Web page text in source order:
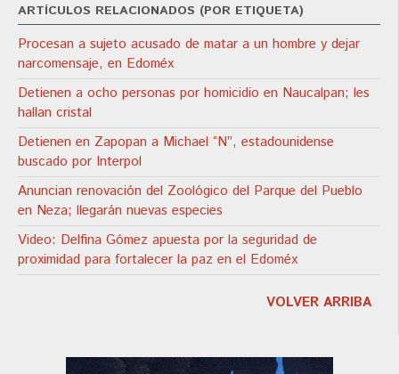
ARTÍCULOS RELACIONADOS (POR ETIQUETA)
Procesan a sujeto acusado de matar a un hombre y dejar
narcomensaje, en Edoméx
Detienen a ocho personas por homicidio en Naucalpan; les
hallan cristal
Detienen en Zapopan a Michael “N”, estadounidense
buscado por Interpol
Anuncian renovación del Zoológico del Parque del Pueblo
en Neza; llegarán nuevas especies
Video: Delfina Gómez apuesta por la seguridad de
proximidad para fortalecer la paz en el Edoméx
VOLVER ARRIBA